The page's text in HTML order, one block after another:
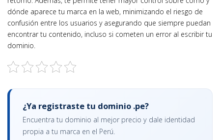
dónde aparece tu marca en la web, minimizando el riesgo de
confusión entre los usuarios y asegurando que siempre puedan
encontrar tu contenido, incluso si cometen un error al escribir tu
dominio.
¿Ya registraste tu dominio .pe?
Encuentra tu dominio al mejor precio y dale identidad
propia a tu marca en el Perú.